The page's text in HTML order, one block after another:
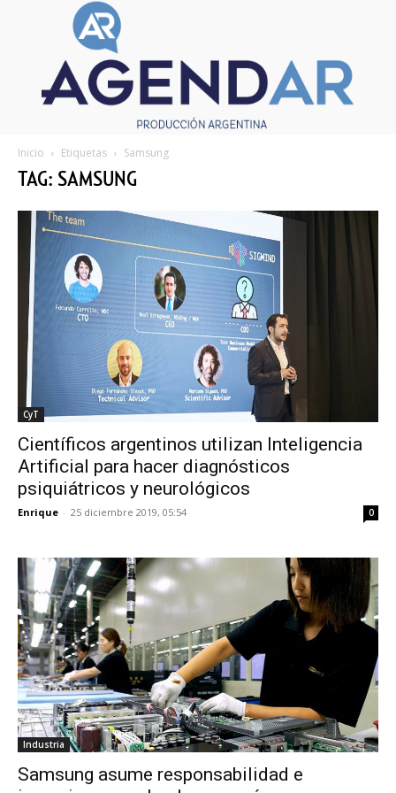
Inicio Etiquetas Samsung
TAG: SAMSUNG
CyT
Científicos argentinos utilizan Inteligencia
Artificial para hacer diagnósticos
psiquiátricos y neurológicos
Enrique - 25 diciembre 2019, 05:54 0
Industria
Samsung asume responsabilidad e